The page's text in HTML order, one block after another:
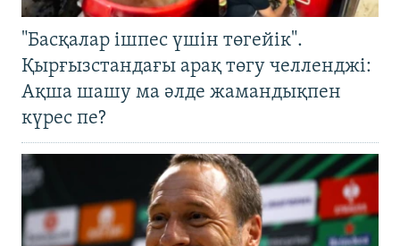
"Басқалар ішпес үшін төгейік".
Қырғызстандағы арақ төгу челленджі:
Ақша шашу ма әлде жамандықпен
күрес пе?